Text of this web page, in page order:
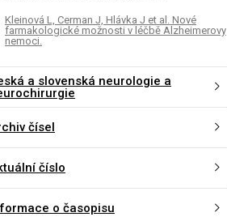
Kleinová L, Cerman J, Hlávka J et al. Nové
farmakologické možnosti v léčbě Alzheimerovy
nemoci.
a slovenská neurologie a
čísel
číslo
o časopisu